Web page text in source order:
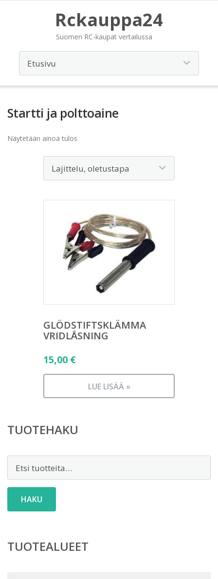
Rckauppa24
Suomen RC-kaupat vertailussa
Startti ja polttoaine
Näytetään ainoa tulos
GLÖDSTIFTSKLÄMMA
VRIDLÅSNING
15,00 €
LUE LISÄÄ »
TUOTEHAKU
HAKU
TUOTEALUEET